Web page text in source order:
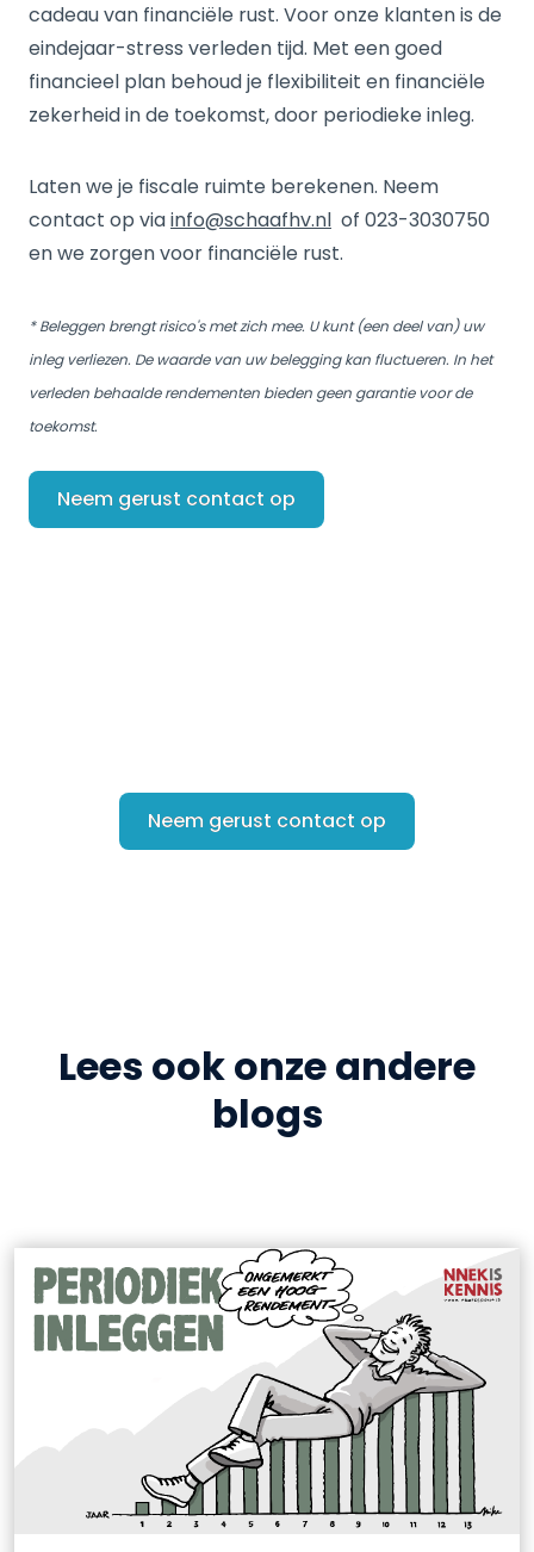
cadeau van financiële rust. Voor onze klanten is de
eindejaar-stress verleden tijd. Met een goed
financieel plan behoud je flexibiliteit en financiële
zekerheid in de toekomst, door periodieke inleg.
Laten we je fiscale ruimte berekenen. Neem
contact op viainfo@schaafhv.nl of 023-3030750
en we zorgen voor financiële rust.
* Beleggen brengt risico's met zich mee. U kunt (een deel van) uw
inleg verliezen. De waarde van uw belegging kan fluctueren. In het
verleden behaalde rendementen bieden geen garantie voor de
toekomst.
Neem gerust contact op
Neem gerust contact op
Lees ook onze andere
blogs